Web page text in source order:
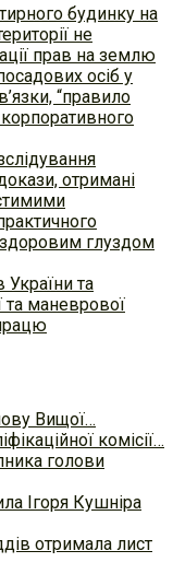
будинку на
не
прав на землю
осіб у
“правило
отримані
глуздом
України та
та маневрової
Вищої…
комісії…
голови
Ігоря Кушніра
отримала лист